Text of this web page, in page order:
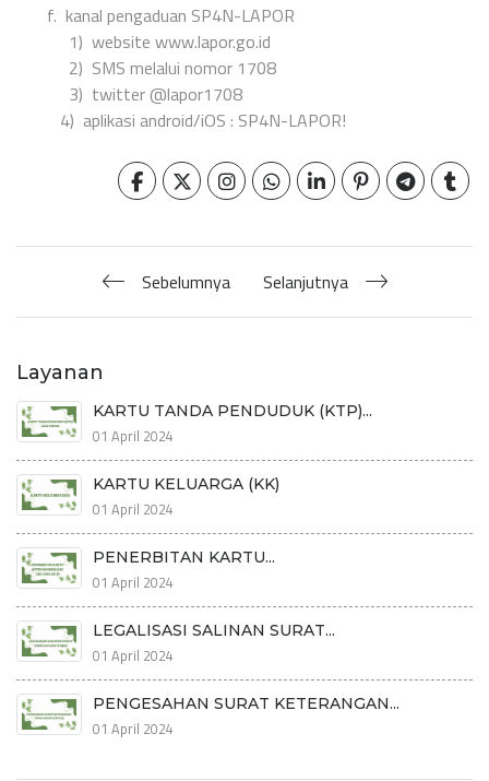
f. kanal pengaduan SP4N-LAPOR
1) website www.lapor.go.id
2) SMS melalui nomor 1708
3) twitter @lapor1708
4) aplikasi android/iOS : SP4N-LAPOR!
Sebelumnya Selanjutnya
Layanan
KARTU TANDA PENDUDUK (KTP)...
01 April 2024
KARTU KELUARGA (KK)
01 April 2024
PENERBITAN KARTU...
01 April 2024
LEGALISASI SALINAN SURAT...
01 April 2024
PENGESAHAN SURAT KETERANGAN...
01 April 2024